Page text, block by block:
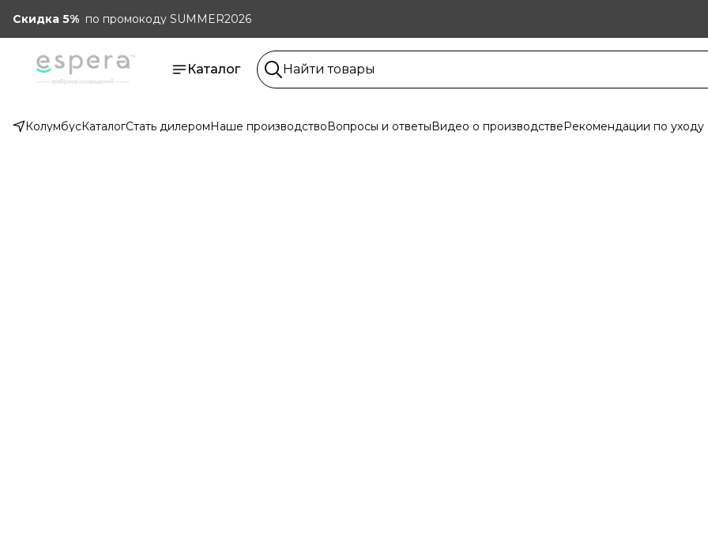
Скидка 5% по промокоду SUMMER2026
Каталог
КолумбусКаталогСтать дилеромНаше производствоВопросы и ответыВидео о производствеРекомендации по уходу